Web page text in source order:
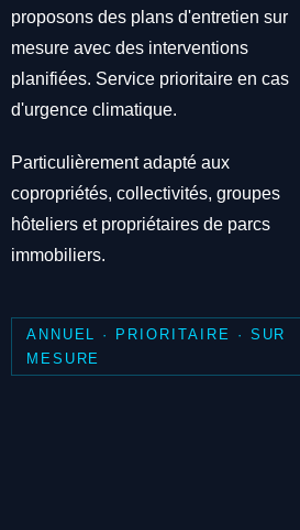
proposons des plans d'entretien sur
mesure avec des interventions
planifiées. Service prioritaire en cas
d'urgence climatique.
Particulièrement adapté aux
copropriétés, collectivités, groupes
hôteliers et propriétaires de parcs
immobiliers.
ANNUEL · PRIORITAIRE · SUR
MESURE